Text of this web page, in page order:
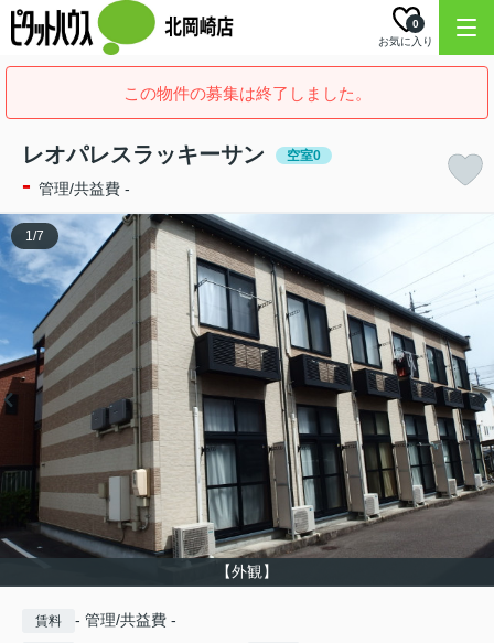
お気に入り
0
この物件の募集は終了しました。
レオパレスラッキーサン 空室0
- 管理/共益費 -
【外観】
1/7
賃料 - 管理/共益費 -